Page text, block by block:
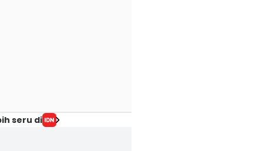
seru di